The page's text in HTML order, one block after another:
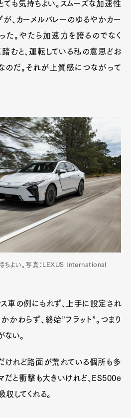
Fashion
CultureLifestyle
も気持ちよい。スムーズな加速性
が、カーメルバレーのゆるやかカー
た。やたら加速力を誇るのでなく
踏むと、運転している私の意思どお
のだ。それが上質感につながって
ちよい。写真：LEXUS International
ス車の例にもれず、上手に設定され
かわらず、終始”フラット”。つまり
ない。
けれど路面が荒れている個所も多
だと衝撃も大きいけれど、ES500e
してくれる。